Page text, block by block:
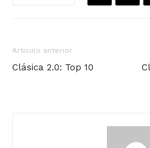
Artículo anterior
Clásica 2.0: Top 10